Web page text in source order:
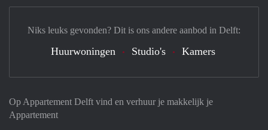
Op Appartement Delft vind en verhuur je makkelijk je
Appartement
Niks leuks gevonden? Dit is ons andere aanbod in Delft:
Huurwoningen Studio's Kamers